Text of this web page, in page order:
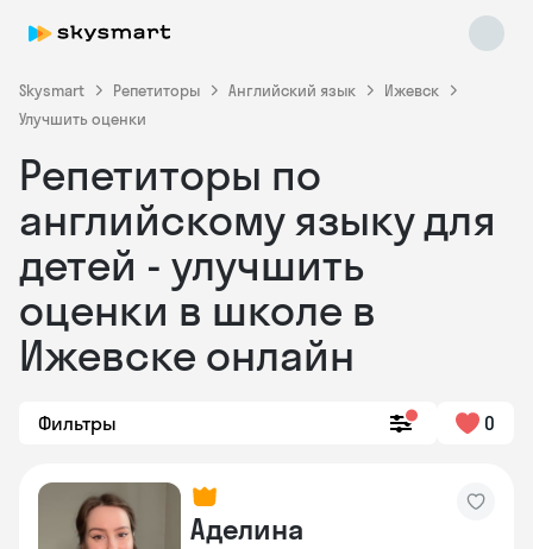
Skysmart Репетиторы Английский язык
Ижевск
Улучшить оценки
Репетиторы по
английскому языку для
детей - улучшить
оценки в школе в
Ижевске онлайн
Фильтры 0
Аделина
Skysmart Chat